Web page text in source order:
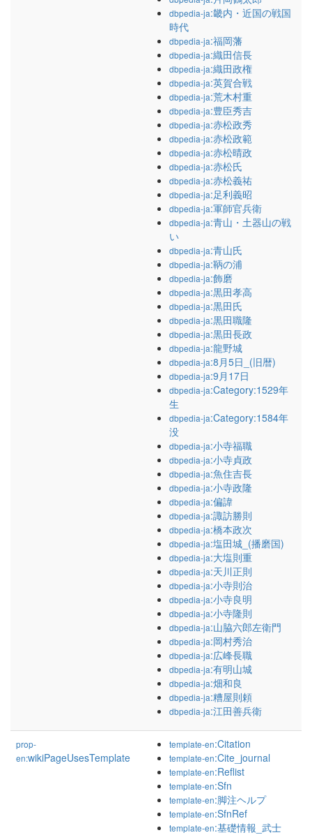
dbpedia-ja:畿内・近国の戦国
時代
dbpedia-ja:福岡藩
dbpedia-ja:織田信長
dbpedia-ja:織田政権
dbpedia-ja:英賀合戦
dbpedia-ja:荒木村重
dbpedia-ja:豊臣秀吉
dbpedia-ja:赤松政秀
dbpedia-ja:赤松政範
dbpedia-ja:赤松晴政
dbpedia-ja:赤松氏
dbpedia-ja:赤松義祐
dbpedia-ja:足利義昭
dbpedia-ja:軍師官兵衛
dbpedia-ja:青山・土器山の戦
い
dbpedia-ja:青山氏
dbpedia-ja:鞆の浦
dbpedia-ja:飾磨
dbpedia-ja:黒田孝高
dbpedia-ja:黒田氏
dbpedia-ja:黒田職隆
dbpedia-ja:黒田長政
dbpedia-ja:龍野城
dbpedia-ja:8月5日_(旧暦)
dbpedia-ja:9月17日
dbpedia-ja:Category:1529年
生
dbpedia-ja:Category:1584年
没
dbpedia-ja:小寺福職
dbpedia-ja:小寺貞政
dbpedia-ja:魚住吉長
dbpedia-ja:小寺政隆
dbpedia-ja:偏諱
dbpedia-ja:諏訪勝則
dbpedia-ja:橋本政次
dbpedia-ja:塩田城_(播磨国)
dbpedia-ja:大塩則重
dbpedia-ja:天川正則
dbpedia-ja:小寺則治
dbpedia-ja:小寺良明
dbpedia-ja:小寺隆則
dbpedia-ja:山脇六郎左衛門
dbpedia-ja:岡村秀治
dbpedia-ja:広峰長職
dbpedia-ja:有明山城
dbpedia-ja:畑和良
dbpedia-ja:糟屋則頼
dbpedia-ja:江田善兵衛
prop-
en:wikiPageUsesTemplate
template-en:Citation
template-en:Cite_journal
template-en:Reflist
template-en:Sfn
template-en:脚注ヘルプ
template-en:SfnRef
template-en:基礎情報_武士